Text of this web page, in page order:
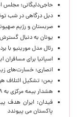
حاجی‌دلیگانی: مجلس
دبل درگاهی در شب
صربستان و رژیم
یونان به دنبال
رئال مدل مورینیو با
اسپانیا برای مسافران
انصاری: خسارت‌های
یمن: تشکیل ائتلاف
هشدار بیمه مرکزی به ۸ شرکت بیمه‌ای؛ اصلاح نکنید، تعلیق می‌شوید
فیدان: ایران هدف
پاکستان می پیوندد